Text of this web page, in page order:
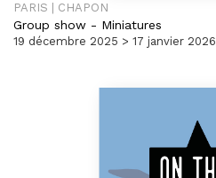
PARIS | CHAPON
Group show - Miniatures
19 décembre 2025 > 17 janvier 2026